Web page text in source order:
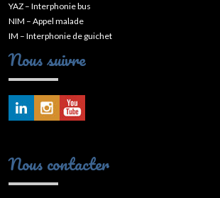
YAZ – Interphonie bus
NIM – Appel malade
IM – Interphonie de guichet
Nous suivre
Nous contacter